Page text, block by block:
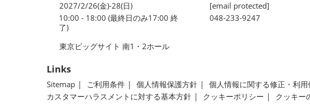
2027/2/26(金)-28(日)
10:00 - 18:00 (最終日のみ17:00 終
了)
東京ビッグサイト 南1・2ホール
[email protected]
048-233-9247
Links
Sitemap ご利用条件 個人情報保護方針 個人情報に関する修正・利
カスタマーハラスメントに対する基本方針
クッキーポリシー クッキー